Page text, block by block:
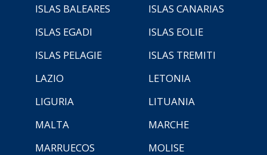
ISLAS BALEARES
ISLAS CANARIAS
ISLAS EGADI
ISLAS EOLIE
ISLAS PELAGIE
ISLAS TREMITI
LAZIO
LETONIA
LIGURIA
LITUANIA
MALTA
MARCHE
MARRUECOS
MOLISE